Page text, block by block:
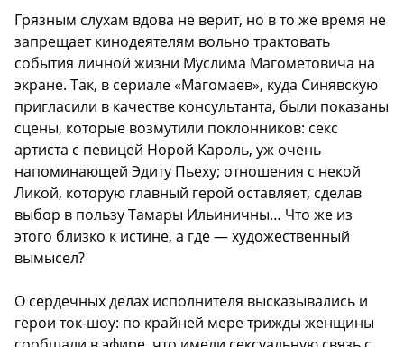
Грязным слухам вдова не верит, но в то же время не
запрещает кинодеятелям вольно трактовать
события личной жизни Муслима Магометовича на
экране. Так, в сериале «Магомаев», куда Синявскую
пригласили в качестве консультанта, были показаны
сцены, которые возмутили поклонников: секс
артиста с певицей Норой Кароль, уж очень
напоминающей Эдиту Пьеху; отношения с некой
Ликой, которую главный герой оставляет, сделав
выбор в пользу Тамары Ильиничны… Что же из
этого близко к истине, а где — художественный
вымысел?
О сердечных делах исполнителя высказывались и
герои ток-шоу: по крайней мере трижды женщины